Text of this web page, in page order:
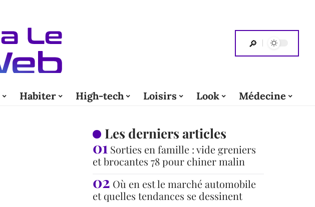
Habiter High-tech Loisirs Look Médecine
Les derniers articles
Sorties en famille : vide greniers
et brocantes 78 pour chiner malin
Où en est le marché automobile
et quelles tendances se dessinent